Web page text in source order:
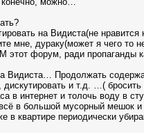
на Видиста(не нравится
мне, дураку(может я чего то
этот форум, ради пропаганды
Видиста… Продолжать
дискутировать и т.д. …( бросить
в интернет и толочь воду в
в большой мусорный мешок и
в квартире периодически